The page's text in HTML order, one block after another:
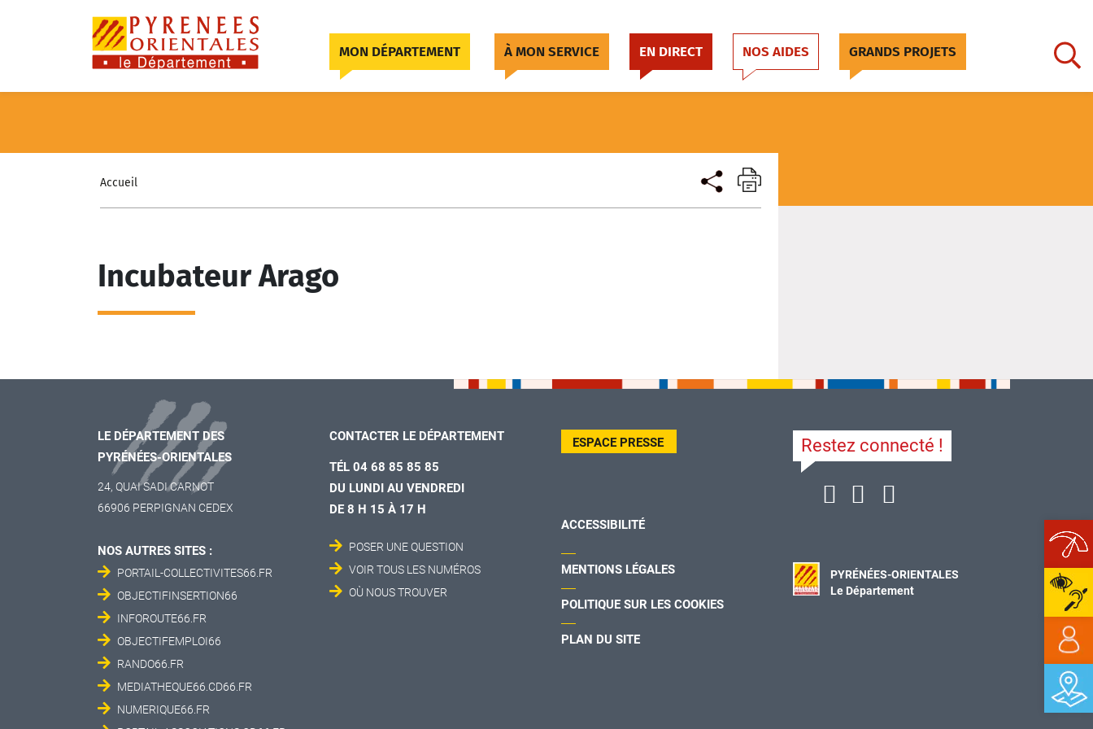
MON DÉPARTEMENT À MON SERVICE EN DIRECT NOS AIDES GRANDS PROJETS
Accueil
Incubateur Arago
LE DÉPARTEMENT DES
PYRÉNÉES-ORIENTALES
24, QUAI SADI CARNOT
66906 PERPIGNAN CEDEX
NOS AUTRES SITES :
PORTAIL-COLLECTIVITES66.FR
OBJECTIFINSERTION66
INFOROUTE66.FR
OBJECTIFEMPLOI66
RANDO66.FR
MEDIATHEQUE66.CD66.FR
NUMERIQUE66.FR
CONTACTER LE DÉPARTEMENT
TÉL 04 68 85 85 85
DU LUNDI AU VENDREDI
DE 8 H 15 À 17 H
POSER UNE QUESTION
VOIR TOUS LES NUMÉROS
OÙ NOUS TROUVER
ESPACE PRESSE
ACCESSIBILITÉ
MENTIONS LÉGALES
POLITIQUE SUR LES COOKIES
PLAN DU SITE
Restez connecté !
PYRÉNÉES-ORIENTALES
Le Département